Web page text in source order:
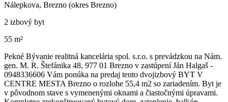
Nálepkova, Brezno (okres Brezno)
2 izbový byt
55 m²
Pekné Bývanie realitná kancelária spol. s.r.o. s prevádzkou na Nám.
gen. M. R. Štefánika 48, 977 01 Brezno v zastúpení Ján Halgaš -
0948336606 Vám ponúka na predaj tento dvojizbový BYT V
CENTRE MESTA Brezno o rozlohe 55,4 m2 so zariadením. Byt je
v pôvodnom stave s vymenenými oknami a čiastočnými úpravami.